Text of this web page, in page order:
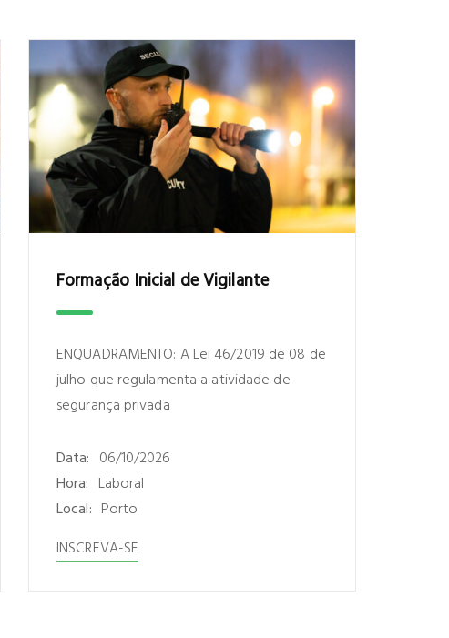
Formação Inicial de Vigilante
ENQUADRAMENTO: A Lei 46/2019 de 08 de
julho que regulamenta a atividade de
segurança privada
Data: 06/10/2026
Hora: Laboral
Local: Porto
INSCREVA-SE